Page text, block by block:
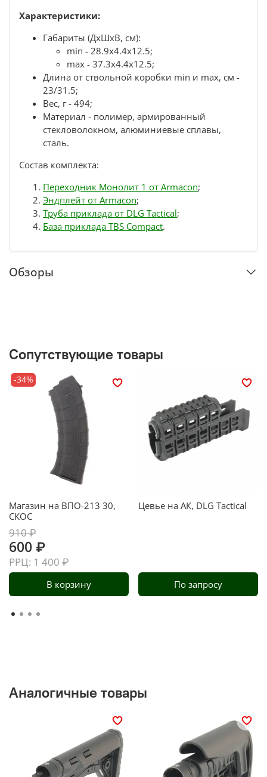
Характеристики:
Габариты (ДхШхВ, см):
min - 28.9х4.4х12.5;
max - 37.3х4.4х12.5;
Длина от ствольной коробки min и max, см -
23/31.5;
Вес, г - 494;
Материал - полимер, армированный
стекловолокном, алюминиевые сплавы,
сталь.
Состав комплекта:
Переходник Монолит 1 от Armacon;
Эндплейт от Armacon;
Труба приклада от DLG Tactical;
База приклада TBS Compact.
Обзоры
Сопутствующие товары
-34%
Магазин на ВПО-213 30,
СКОС
910 ₽
600 ₽
РРЦ: 1 400 ₽
В корзину
Цевье на АК, DLG Tactical
По запросу
Аналогичные товары